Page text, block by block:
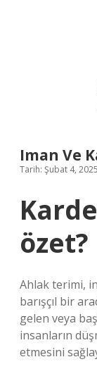
Iman Ve
Tarih: Şubat 4, 2025
özet?
Ahlak terimi,
barışçıl bir
gelen veya
insanların
etmesini